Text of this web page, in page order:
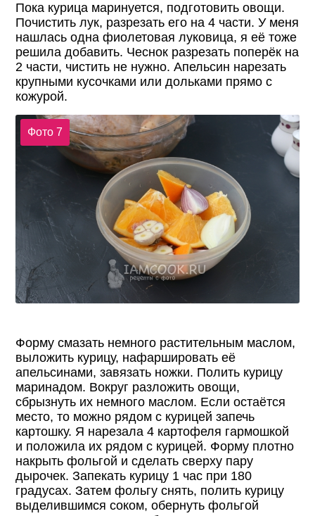
Пока курица маринуется, подготовить овощи.
Почистить лук, разрезать его на 4 части. У меня
нашлась одна фиолетовая луковица, я её тоже
решила добавить. Чеснок разрезать поперёк на
2 части, чистить не нужно. Апельсин нарезать
крупными кусочками или дольками прямо с
кожурой.
Фото 7
Форму смазать немного растительным маслом,
выложить курицу, нафаршировать её
апельсинами, завязать ножки. Полить курицу
маринадом. Вокруг разложить овощи,
сбрызнуть их немного маслом. Если остаётся
место, то можно рядом с курицей запечь
картошку. Я нарезала 4 картофеля гармошкой
и положила их рядом с курицей. Форму плотно
накрыть фольгой и сделать сверху пару
дырочек. Запекать курицу 1 час при 180
градусах. Затем фольгу снять, полить курицу
выделившимся соком, обернуть фольгой